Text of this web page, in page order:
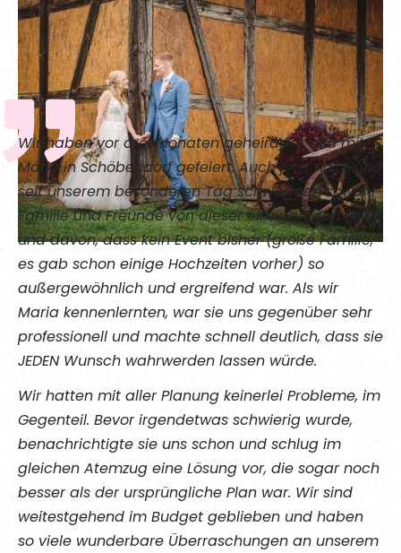
Wir haben vor drei Monaten geheirartet und mit
Maria in Schöbendorf gefeiert. Auch jetzt noch und
seit unserem besonderen Tag schwärmen sowohl
Familie und Freunde von dieser einzigartigen Feier
und davon, dass kein Event bisher (große Familie,
es gab schon einige Hochzeiten vorher) so
außergewöhnlich und ergreifend war. Als wir
Maria kennenlernten, war sie uns gegenüber sehr
professionell und machte schnell deutlich, dass sie
JEDEN Wunsch wahrwerden lassen würde.
Wir hatten mit aller Planung keinerlei Probleme, im
Gegenteil. Bevor irgendetwas schwierig wurde,
benachrichtigte sie uns schon und schlug im
gleichen Atemzug eine Lösung vor, die sogar noch
besser als der ursprüngliche Plan war. Wir sind
weitestgehend im Budget geblieben und haben
so viele wunderbare Überraschungen an unserem